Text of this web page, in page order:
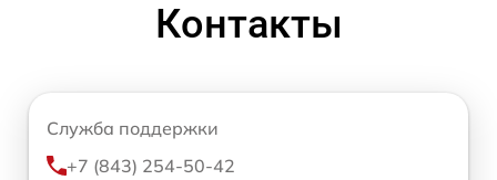
Контакты
Служба поддержки
+7 (843) 254-50-42